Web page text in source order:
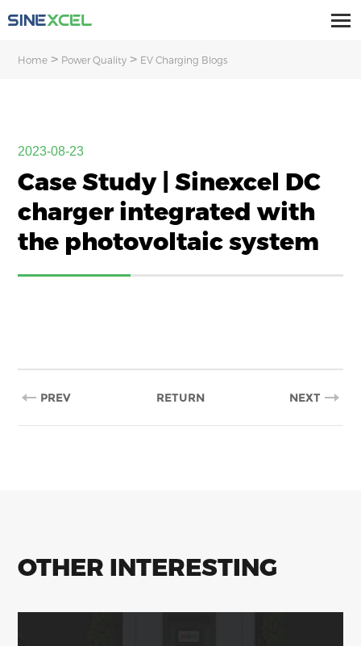
Home > Power Quality > EV Charging Blogs
2023-08-23
Case Study | Sinexcel DC
charger integrated with
the photovoltaic system
PREV NEXT
RETURN
OTHER INTERESTING